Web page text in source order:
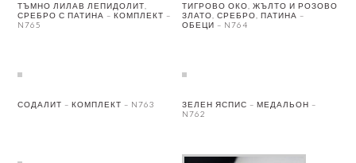
ТЪМНО ЛИЛАВ ЛЕПИДОЛИТ,
СРЕБРО С ПАТИНА – КОМПЛЕКТ –
N765
ТИГРОВО ОКО, ЖЪЛТО И РОЗОВО
ЗЛАТО, СРЕБРО, ПАТИНА –
ОБЕЦИ – N764
СОДАЛИТ – КОМПЛЕКТ – N763
ЗЕЛЕН ЯСПИС – МЕДАЛЬОН –
N762